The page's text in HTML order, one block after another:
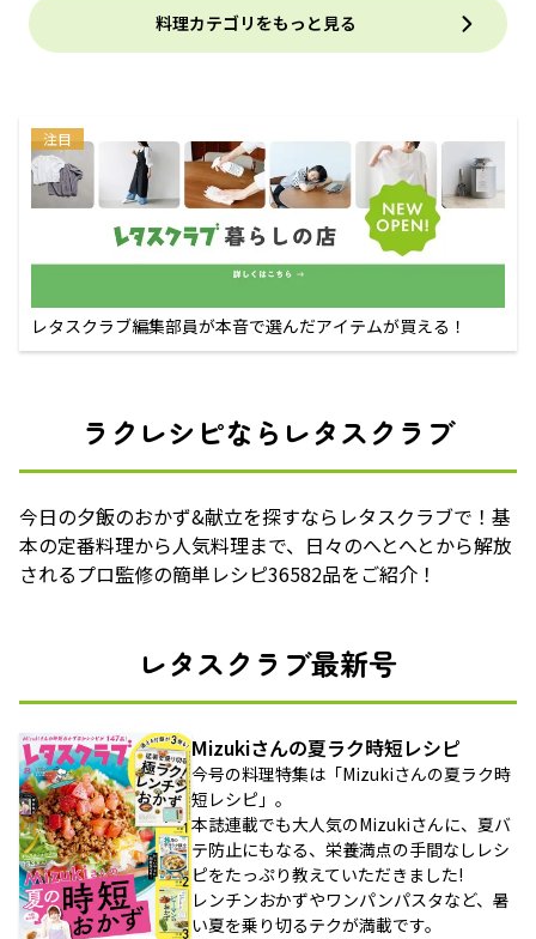
料理カテゴリをもっと見る
注目
レタスクラブ編集部員が本音で選んだアイテムが買える！
ラクレシピならレタスクラブ
今日の夕飯のおかず&献立を探すならレタスクラブで！基
本の定番料理から人気料理まで、日々のへとへとから解放
されるプロ監修の簡単レシピ36582品をご紹介！
レタスクラブ最新号
Mizukiさんの夏ラク時短レシピ
今号の料理特集は「Mizukiさんの夏ラク時
短レシピ」。
本誌連載でも大人気のMizukiさんに、夏バ
テ防止にもなる、栄養満点の手間なしレシ
ピをたっぷり教えていただきました!
レンチンおかずやワンパンパスタなど、暑
い夏を乗り切るテクが満載です。